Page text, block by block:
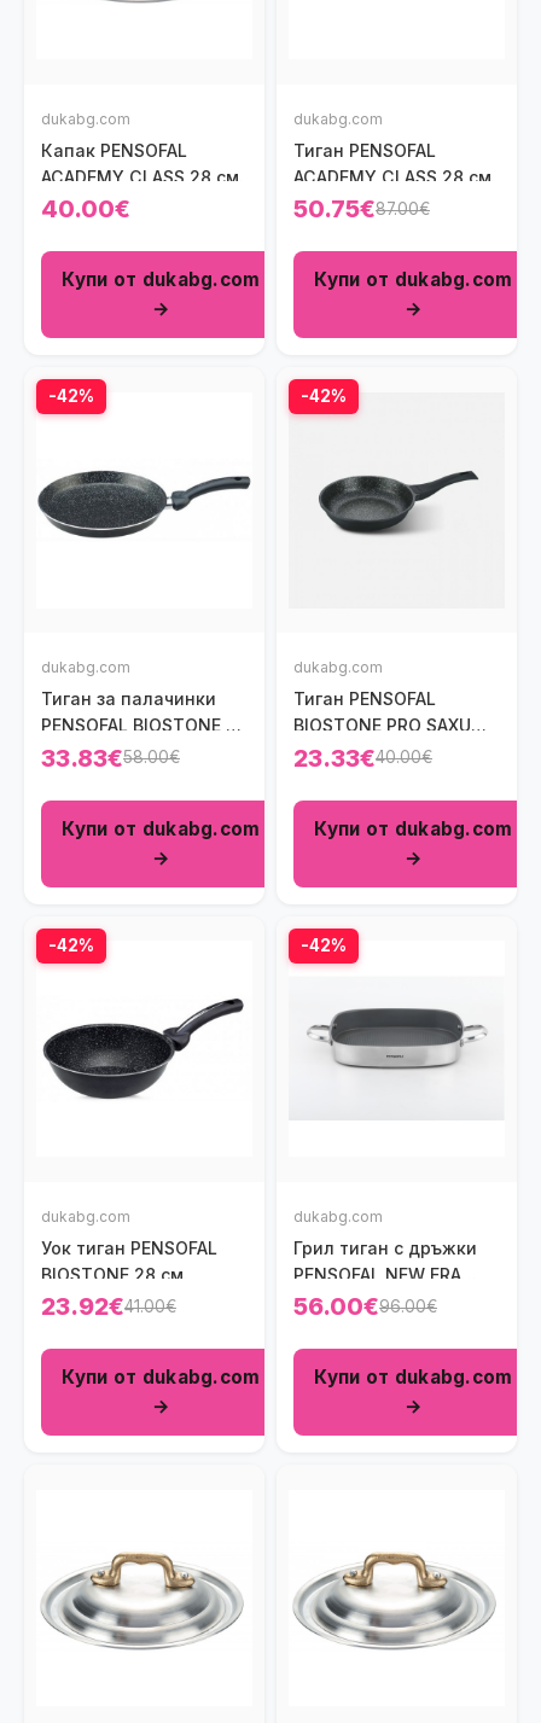
dukabg.com
Капак PENSOFAL
ACADEMY CLASS 28 см.
40.00€
Купи от dukabg.com
→
dukabg.com
Тиган PENSOFAL
ACADEMY CLASS 28 см.
50.75€87.00€
Купи от dukabg.com
→
-42%
dukabg.com
Тиган за палачинки
PENSOFAL BIOSTONE 27
см.
33.83€58.00€
Купи от dukabg.com
→
-42%
dukabg.com
Тиган PENSOFAL
BIOSTONE PRO SAXUM
20 см.
23.33€40.00€
Купи от dukabg.com
→
-42%
dukabg.com
Уок тиган PENSOFAL
BIOSTONE 28 см.
23.92€41.00€
Купи от dukabg.com
→
-42%
dukabg.com
Грил тиган с дръжки
PENSOFAL NEW ERA
28х28 см.
56.00€96.00€
Купи от dukabg.com
→